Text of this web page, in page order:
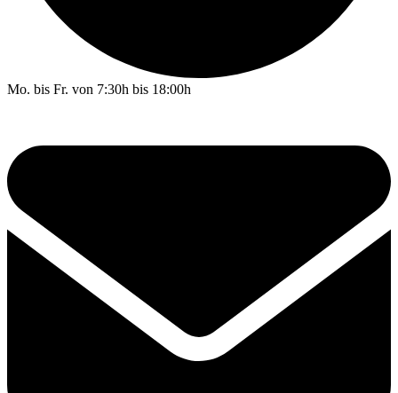
Mo. bis Fr. von 7:30h bis 18:00h